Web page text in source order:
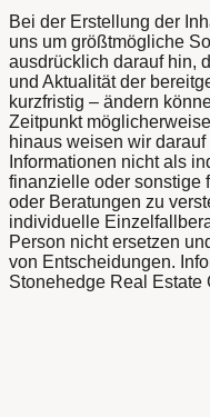
Bei der Erstellung der
uns um größtmögliche
ausdrücklich darauf hin,
und Aktualität der
kurzfristig – ändern
Zeitpunkt
hinaus weisen wir
Informationen nicht als
finanzielle oder sonstige
oder Beratungen zu
individuelle
Person nicht ersetzen
von Entscheidungen.
Stonehedge Real Estate